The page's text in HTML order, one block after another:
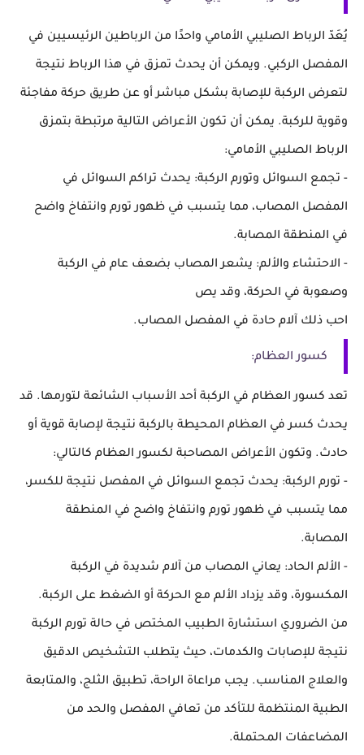
يُعَدّ الرباط الصليبي الأمامي واحدًا من الرباطين الرئيسيين في
المفصل الركبي. ويمكن أن يحدث تمزق في هذا الرباط نتيجة
لتعرض الركبة للإصابة بشكل مباشر أو عن طريق حركة مفاجئة
وقوية للركبة. يمكن أن تكون الأعراض التالية مرتبطة بتمزق
الرباط الصليبي الأمامي:
- تجمع السوائل وتورم الركبة: يحدث تراكم السوائل في
المفصل المصاب، مما يتسبب في ظهور تورم وانتفاخ واضح
في المنطقة المصابة.
- الاحتشاء والألم: يشعر المصاب بضعف عام في الركبة
وصعوبة في الحركة، وقد يص
احب ذلك آلام حادة في المفصل المصاب.
كسور العظام:
تعد كسور العظام في الركبة أحد الأسباب الشائعة لتورمها. قد
يحدث كسر في العظام المحيطة بالركبة نتيجة لإصابة قوية أو
حادث. وتكون الأعراض المصاحبة لكسور العظام كالتالي:
- تورم الركبة: يحدث تجمع السوائل في المفصل نتيجة للكسر،
مما يتسبب في ظهور تورم وانتفاخ واضح في المنطقة
المصابة.
- الألم الحاد: يعاني المصاب من آلام شديدة في الركبة
المكسورة، وقد يزداد الألم مع الحركة أو الضغط على الركبة.
من الضروري استشارة الطبيب المختص في حالة تورم الركبة
نتيجة للإصابات والكدمات، حيث يتطلب التشخيص الدقيق
والعلاج المناسب. يجب مراعاة الراحة، تطبيق الثلج، والمتابعة
الطبية المنتظمة للتأكد من تعافي المفصل والحد من
المضاعفات المحتملة.